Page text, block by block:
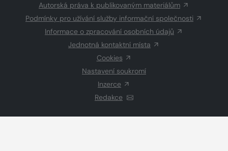
Autorská práva k publikovaným materiálům
Podmínky pro užívání služby informační společnosti
Informace o zpracování osobních údajů
Jednotná kontaktní místa
Cookies
Nastavení soukromí
Inzerce
Redakce